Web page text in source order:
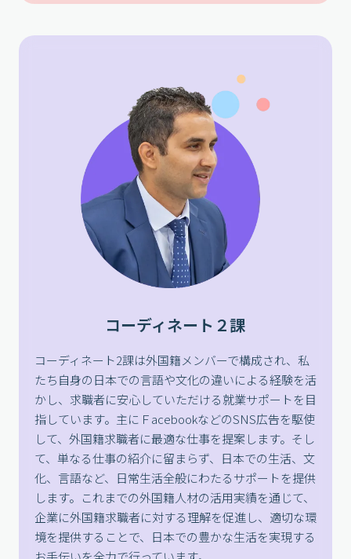
コーディネート２課
コーディネート2課は外国籍メンバーで構成され、私
たち自身の日本での言語や文化の違いによる経験を活
かし、求職者に安心していただける就業サポートを目
指しています。主にＦacebookなどのSNS広告を駆使
して、外国籍求職者に最適な仕事を提案します。そし
て、単なる仕事の紹介に留まらず、日本での生活、文
化、言語など、日常生活全般にわたるサポートを提供
します。これまでの外国籍人材の活用実績を通じて、
企業に外国籍求職者に対する理解を促進し、適切な環
境を提供することで、日本での豊かな生活を実現する